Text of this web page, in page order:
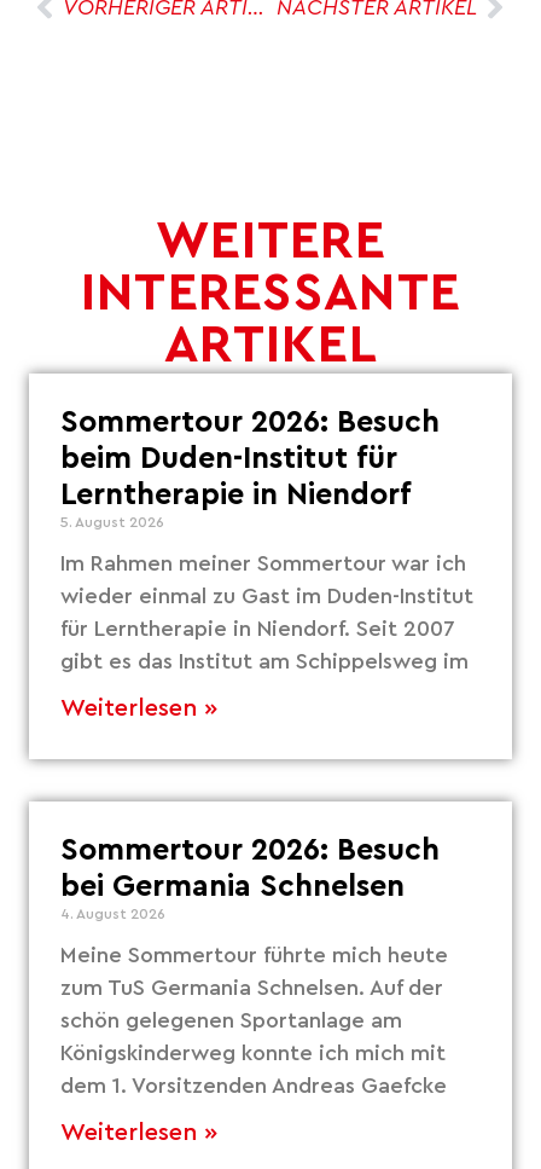
VORHERIGER ARTIKEL NÄCHSTER ARTIKEL
WEITERE
INTERESSANTE
ARTIKEL
Sommertour 2026: Besuch
beim Duden-Institut für
Lerntherapie in Niendorf
5. August 2026
Im Rahmen meiner Sommertour war ich
wieder einmal zu Gast im Duden-Institut
für Lerntherapie in Niendorf. Seit 2007
gibt es das Institut am Schippelsweg im
Weiterlesen »
Sommertour 2026: Besuch
bei Germania Schnelsen
4. August 2026
Meine Sommertour führte mich heute
zum TuS Germania Schnelsen. Auf der
schön gelegenen Sportanlage am
Königskinderweg konnte ich mich mit
dem 1. Vorsitzenden Andreas Gaefcke
Weiterlesen »